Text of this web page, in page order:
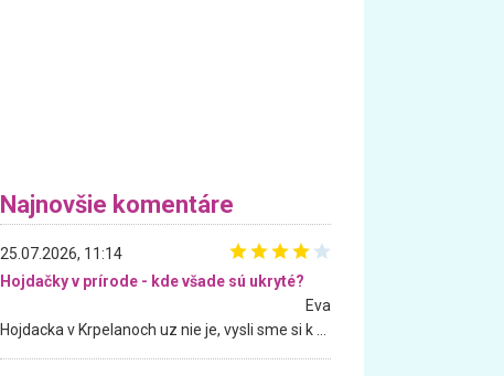
Najnovšie komentáre
25.07.2026, 11:14
Hojdačky v prírode - kde všade sú ukryté?
Eva